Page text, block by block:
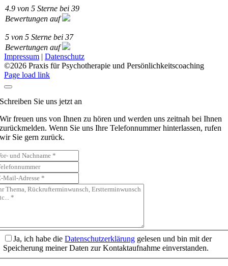
4.9von 5Sterne bei 39
Bewertungen auf
5von 5Sterne bei 37
Bewertungen auf
Impressum | Datenschutz
©2026 Praxis für Psychotherapie und Persönlichkeitscoaching
Page load link
Schreiben Sie uns jetzt an
Wir freuen uns von Ihnen zu hören und werden uns zeitnah bei Ihnen
zurückmelden. Wenn Sie uns Ihre Telefonnummer hinterlassen, rufen
wir Sie gern zurück.
Ja, ich habe dieDatenschutzerklärung gelesen und bin mit der
Speicherung meiner Daten zur Kontaktaufnahme einverstanden.